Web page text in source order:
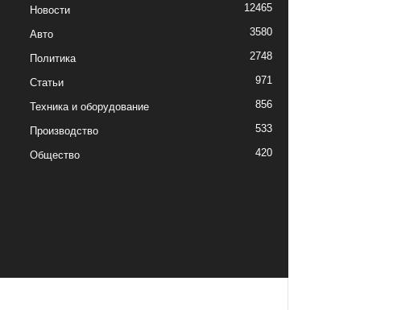
Новости 12465
Авто 3580
Политика 2748
Статьи 971
Техника и оборудование 856
Производство 533
Общество 420